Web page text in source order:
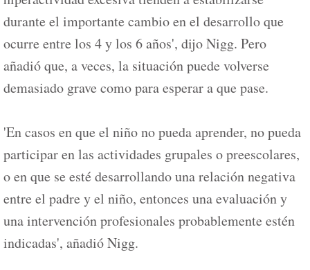
durante el importante cambio en el desarrollo que
ocurre entre los 4 y los 6 años', dijo Nigg. Pero
añadió que, a veces, la situación puede volverse
demasiado grave como para esperar a que pase.
'En casos en que el niño no pueda aprender, no pueda
participar en las actividades grupales o preescolares,
o en que se esté desarrollando una relación negativa
entre el padre y el niño, entonces una evaluación y
una intervención profesionales probablemente estén
indicadas', añadió Nigg.